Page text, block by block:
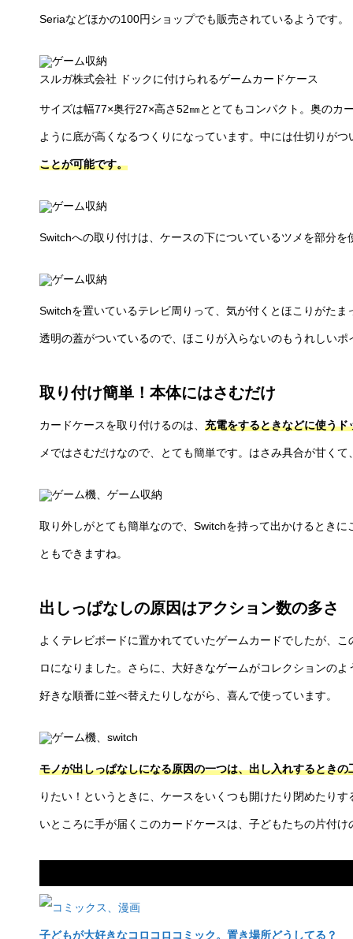
Seriaなどほかの100円ショップでも販売されているようです。
スルガ株式会社 ドックに付けられるゲームカードケース
サイズは幅77×奥行27×高さ52㎜ととてもコンパクト。奥のカ
ように底が高くなるつくりになっています。中には仕切りがつ
ことが可能です。
Switchへの取り付けは、ケースの下についているツメを部分を
Switchを置いているテレビ周りって、気が付くとほこりがた
透明の蓋がついているので、ほこりが入らないのもうれしいポ
取り付け簡単！本体にはさむだけ
カードケースを取り付けるのは、 充電をするときなどに使うド
メではさむだけなので、とても簡単です。はさみ具合が甘く
取り外しがとても簡単なので、Switchを持って出かけるとき
ともできますね。
出しっぱなしの原因はアクション数の多さ
よくテレビボードに置かれてていたゲームカードでしたが、
ロになりました。さらに、大好きなゲームがコレクションの
好きな順番に並べ替えたりしながら、喜んで使っています。
モノが出しっぱなしになる原因の一つは、出し入れするとき
りたい！というときに、ケースをいくつも開けたり閉めたり
いところに手が届くこのカードケースは、子どもたちの片付
子どもが大好きなコロコロコミック。置き場所どうしてる？